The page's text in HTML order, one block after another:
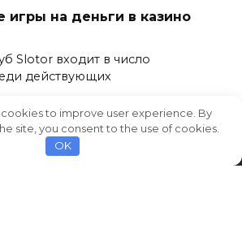
игры на деньги в казино
Slotor входит в число
действующих
cookies to improve user experience. By
site, you consent to the use of cookies.
OK